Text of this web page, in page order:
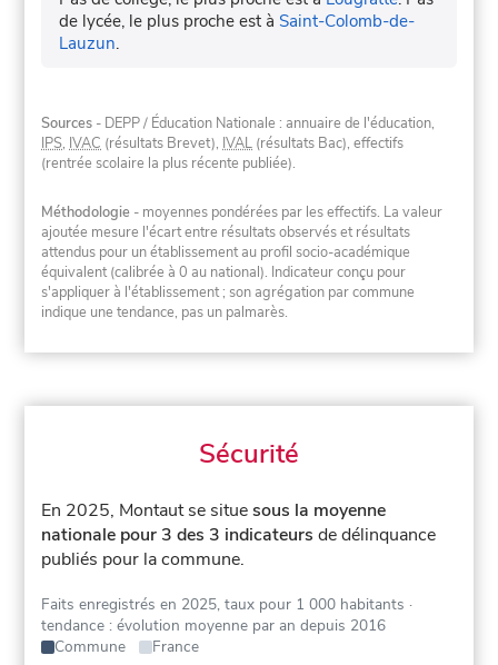
de lycée, le plus proche est àSaint-Colomb-de-
Lauzun.
Sources - DEPP / Éducation Nationale : annuaire de l'éducation,
IPS, IVAC (résultats Brevet), IVAL (résultats Bac), effectifs
(rentrée scolaire la plus récente publiée).
Méthodologie - moyennes pondérées par les effectifs. La valeur
ajoutée mesure l'écart entre résultats observés et résultats
attendus pour un établissement au profil socio-académique
équivalent (calibrée à 0 au national). Indicateur conçu pour
s'appliquer à l'établissement ; son agrégation par commune
indique une tendance, pas un palmarès.
Sécurité
En 2025, Montaut se situesous la moyenne
nationale pour 3 des 3 indicateurs de délinquance
publiés pour la commune.
Faits enregistrés en 2025, taux pour 1 000 habitants ·
tendance : évolution moyenne par an depuis 2016
Commune
France